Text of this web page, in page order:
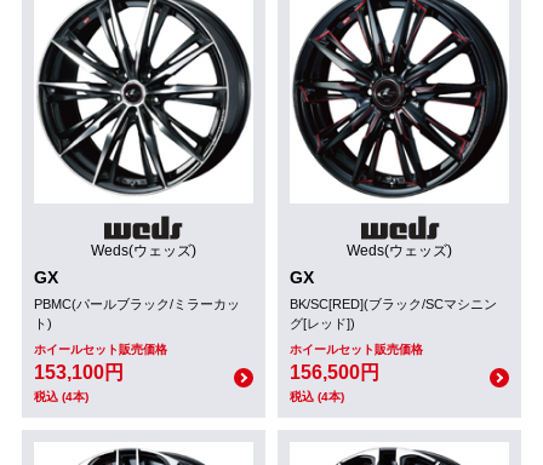
Weds(ウェッズ)
GX
PBMC(パールブラック/ミラーカッ
ト)
ホイールセット販売価格
153,100円
税込 (4本)
Weds(ウェッズ)
GX
BK/SC[RED](ブラック/SCマシニン
グ[レッド])
ホイールセット販売価格
156,500円
税込 (4本)